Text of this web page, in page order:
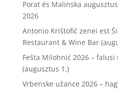
Porat és Malinska
2026
Antonio Krištofić zenei est
Restaurant & Wine Bar
Fešta Milohnić 2026 –
(augusztus 1.)
Vrbenske užance 2026 –